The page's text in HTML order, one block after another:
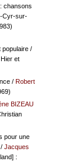
chansons
Cyr-sur-
populaire/
et
/ Robert
BIZEAU
pour une
/ Jacques
: